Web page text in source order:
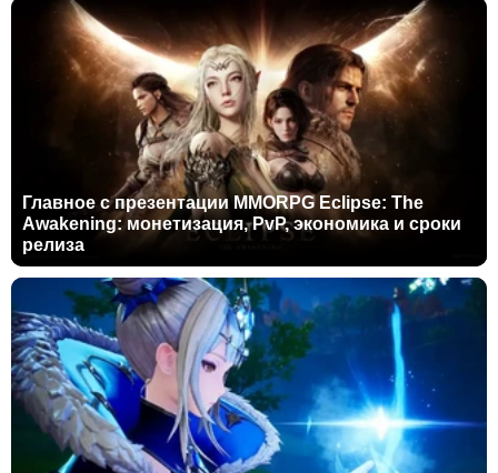
Главное с презентации MMORPG Eclipse: The
Awakening: монетизация, PvP, экономика и сроки
релиза